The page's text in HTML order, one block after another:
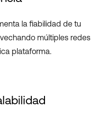
la fiabilidad de tu
múltiples redes
plataforma.